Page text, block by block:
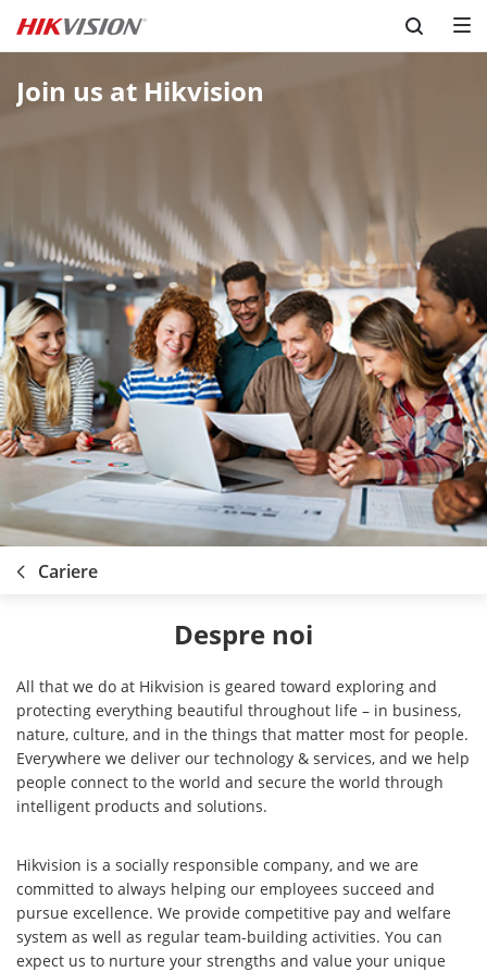
Skip to content
Join us at Hikvision
Cariere
Despre noi
All that we do at Hikvision is geared toward exploring and
protecting everything beautiful throughout life – in business,
nature, culture, and in the things that matter most for people.
Everywhere we deliver our technology & services, and we help
people connect to the world and secure the world through
intelligent products and solutions.
Hikvision is a socially responsible company, and we are
committed to always helping our employees succeed and
pursue excellence. We provide competitive pay and welfare
system as well as regular team-building activities. You can
expect us to nurture your strengths and value your unique